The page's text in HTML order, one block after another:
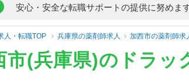
安心・安全な転職サポートの提供に努めます
人・転職TOP 兵庫県の薬剤師求人 加西市の薬剤師求
市(兵庫県)のドラッ